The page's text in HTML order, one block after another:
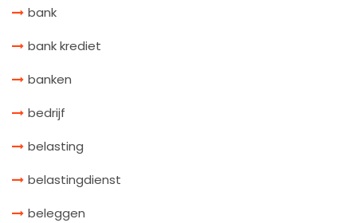
bank
bank krediet
banken
bedrijf
belasting
belastingdienst
beleggen